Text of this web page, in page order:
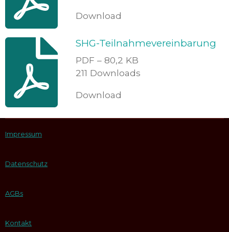
Download
SHG-Teilnahmevereinbarung
PDF – 80,2 KB
211 Downloads
Download
Impressum
Datenschutz
AGBs
Kontakt